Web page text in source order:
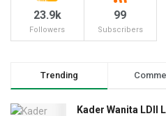
23.9k
Followers
99
Subscribers
Trending
Kader Wanita LDII